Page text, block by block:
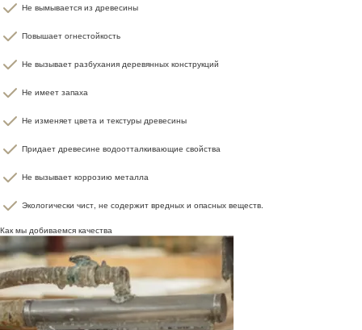
Не вымывается из древесины
Повышает огнестойкость
Не вызывает разбухания деревянных конструкций
Не имеет запаха
Не изменяет цвета и текстуры древесины
Придает древесине водоотталкивающие свойства
Не вызывает коррозию металла
Экологически чист, не содержит вредных и опасных веществ.
Как мы добиваемся качества